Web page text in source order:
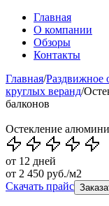
Главная
О компании
Обзоры
Контакты
Главная/Раздвижное
круглых веранд/
балконов
Остекление
от 12 дней
от 2 450 руб./м2
Скачать прайс